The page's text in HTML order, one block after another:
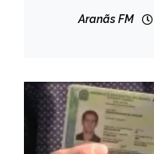
Aranãs FM